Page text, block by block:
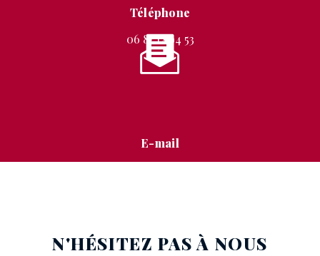
Téléphone
06 87 12 94 53
E-mail
N'HÉSITEZ PAS À NOUS